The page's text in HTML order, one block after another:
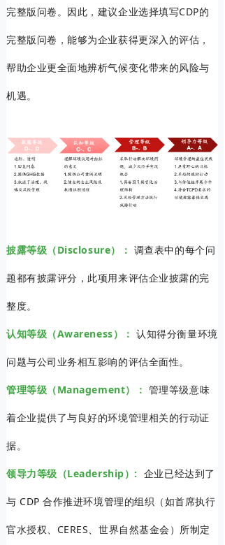
完整版问卷。因此，建议企业选择填写CDP的
完整版问卷，能够为企业获得更深入的评估，
帮助企业更全面地辨析气候变化带来的风险与
机遇。
披露等级（Disclosure）： 调查表中的每个问
题都有披露评分，此项用来评估企业披露的完
整度。
认知等级（Awareness）： 认知得分衡量环境
问题与公司业务相互影响的评估全面性。
管理等级（Management）： 管理等级意味
着企业提供了与良好的环境管理相关的行动证
据。
领导力等级（Leadership）: 企业已经达到了
与 CDP 合作推进环境管理的组织（如首席执行
官水授权、CERES、世界自然基金会）所制定